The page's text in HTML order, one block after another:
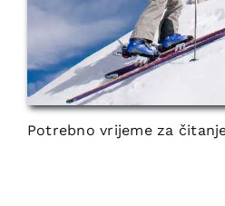
Potrebno vrijeme za